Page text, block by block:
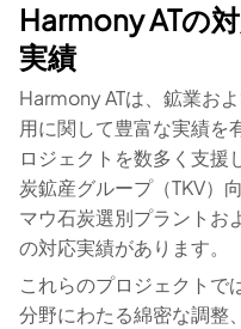
Harmony ATの
実績
Harmony ATは、鉱業お
用に関して豊富な実績を
ロジェクトを数多く支援
炭鉱産グループ（TKV）
マウ石炭選別プラントお
の対応実績があります。
これらのプロジェクトで
分野にわたる綿密な調整